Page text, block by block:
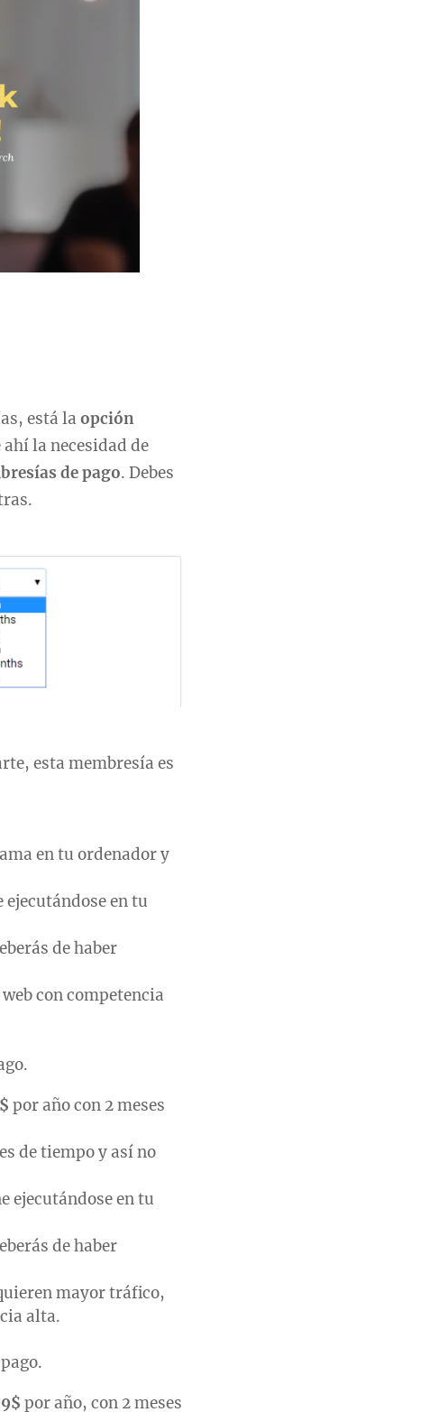
está la opción
la necesidad de
de pago. Debes
esta membresía es
en tu ordenador y
ejecutándose en tu
de haber
con competencia
por año con 2 meses
de tiempo y así no
ejecutándose en tu
de haber
mayor tráfico,
alta.
por año, con 2 meses